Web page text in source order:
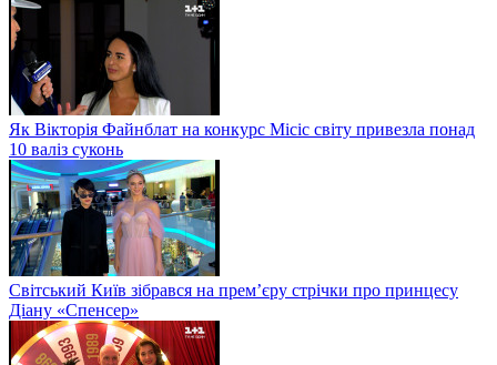
Як Вікторія Файнблат на конкурс Місіс світу привезла понад
10 валіз суконь
Світський Київ зібрався на прем’єру стрічки про принцесу
Діану «Спенсер»